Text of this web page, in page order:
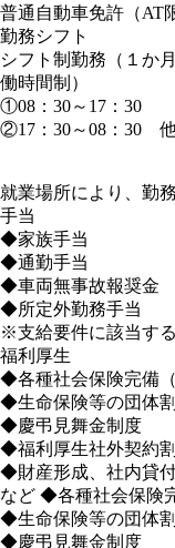
普通自動車免許（AT
勤務シフト
シフト制勤務（１か
働時間制）
①08：30～17：30
②17：30～08：30
就業場所により、勤
手当
◆家族手当
◆通勤手当
◆車両無事故報奨金
◆所定外勤務手当
※支給要件に該当す
福利厚生
◆各種社会保険完備
◆生命保険等の団体割
◆慶弔見舞金制度
◆福利厚生社外契約
◆財産形成、社内貸
など ◆各種社会保険
◆生命保険等の団体割
◆慶弔見舞金制度